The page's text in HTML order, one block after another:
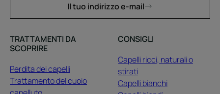
Il tuo indirizzo e-mail
TRATTAMENTI DA
SCOPRIRE
Perdita dei capelli
Trattamento del cuoio
CONSIGLI
Capelli ricci, naturali o
stirati
Capelli bianchi